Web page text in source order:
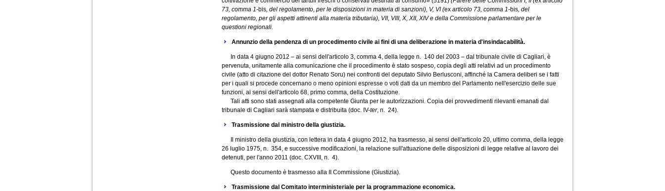
73, comma 1-bis, del regolamento, per le disposizioni in materia di sanzioni), V, VI (ex articolo 73, comma 1-bis, del
regolamento, per gli aspetti attinenti alla materia tributaria), VII, VIII, X, XII, XIV e della Commissione parlamentare per le
questioni regionali.
Annunzio della pendenza di un procedimento civile ai fini di una deliberazione in materia d'insindacabilità.
In data 4 giugno 2012 – ai sensi dell'articolo 3, comma 4, della legge n. 140 del 2003 – dal tribunale civile di Cagliari, è
pervenuta, unitamente alla comunicazione che il procedimento è stato sospeso, copia degli atti relativi ad un procedimento
civile (atto di citazione del dottor Renato Soru) nei confronti del deputato Silvio Berlusconi, affinché la Camera deliberi se i fatti
per i quali si procede concernano o meno opinioni espresse o voti dati da un membro del Parlamento nell'esercizio delle sue
funzioni, ai sensi dell'articolo 68, primo comma, della Costituzione.
Tali atti sono stati assegnati alla competente Giunta per le autorizzazioni. Copia dei provvedimenti rilevanti emanati dal
tribunale di Cagliari sarà stampata e distribuita (doc. IV-ter, n. 24).
Trasmissione dal ministro della giustizia.
Il ministro della giustizia, con lettera in data 4 giugno 2012, ha trasmesso, ai sensi dell'articolo 20, ultimo comma, della legge
26 luglio 1975, n. 354, e successive modificazioni, la relazione sull'attuazione delle disposizioni di legge relative al lavoro dei
detenuti, per l'anno 2011 (doc. CXVIII, n. 4).
Questo documento è trasmesso alla II Commissione (Giustizia).
Trasmissione dal Comitato interministeriale per la programmazione economica.